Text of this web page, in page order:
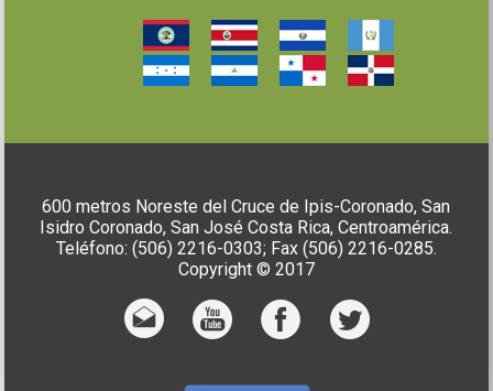
600 metros Noreste del Cruce de Ipis-Coronado, San
Isidro Coronado, San José Costa Rica, Centroamérica.
Teléfono: (506) 2216-0303; Fax (506) 2216-0285.
Copyright © 2017